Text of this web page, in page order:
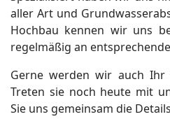
aller Art und
Hochbau kennen wir uns
regelmäßig an
Gerne werden wir auch Ihr
Treten sie noch heute mit
Sie uns gemeinsam die